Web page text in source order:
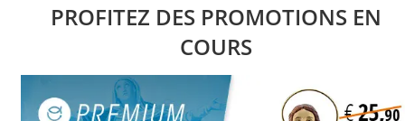
PROFITEZ DES PROMOTIONS EN
COURS